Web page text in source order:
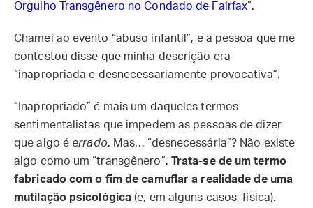
Orgulho Transgênero no Condado de Fairfax”.
Chamei ao evento “abuso infantil”, e a pessoa que me
contestou disse que minha descrição era
“inapropriada e desnecessariamente provocativa”.
“Inapropriado” é mais um daqueles termos
sentimentalistas que impedem as pessoas de dizer
que algo é errado. Mas… “desnecessária”? Não existe
algo como um “transgênero”. Trata-se de um termo
fabricado com o fim de camuflar a realidade de uma
mutilação psicológica (e, em alguns casos, física).